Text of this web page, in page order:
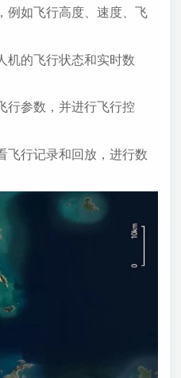
例如飞行高度、速度、飞
机的飞行状态和实时数
行参数，并进行飞行控
飞行记录和回放，进行数